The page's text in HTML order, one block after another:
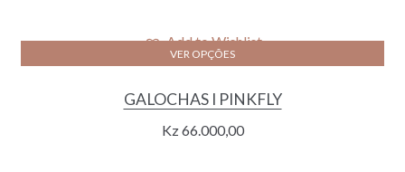
Add to Wishlist
VER OPÇÕES
GALOCHAS I PINKFLY
Kz66.000,00